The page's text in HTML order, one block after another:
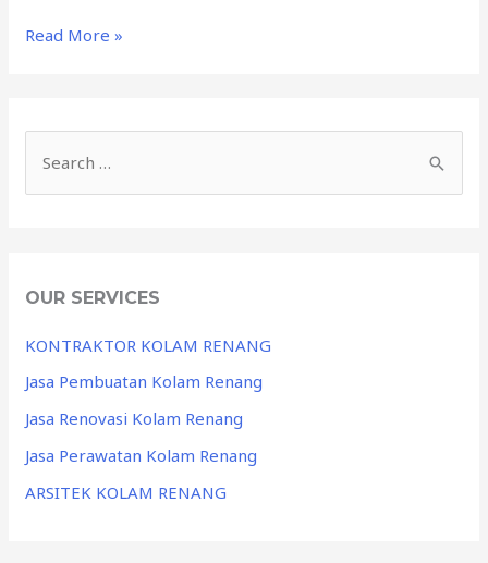
Read More »
OUR SERVICES
KONTRAKTOR KOLAM RENANG
Jasa Pembuatan Kolam Renang
Jasa Renovasi Kolam Renang
Jasa Perawatan Kolam Renang
ARSITEK KOLAM RENANG